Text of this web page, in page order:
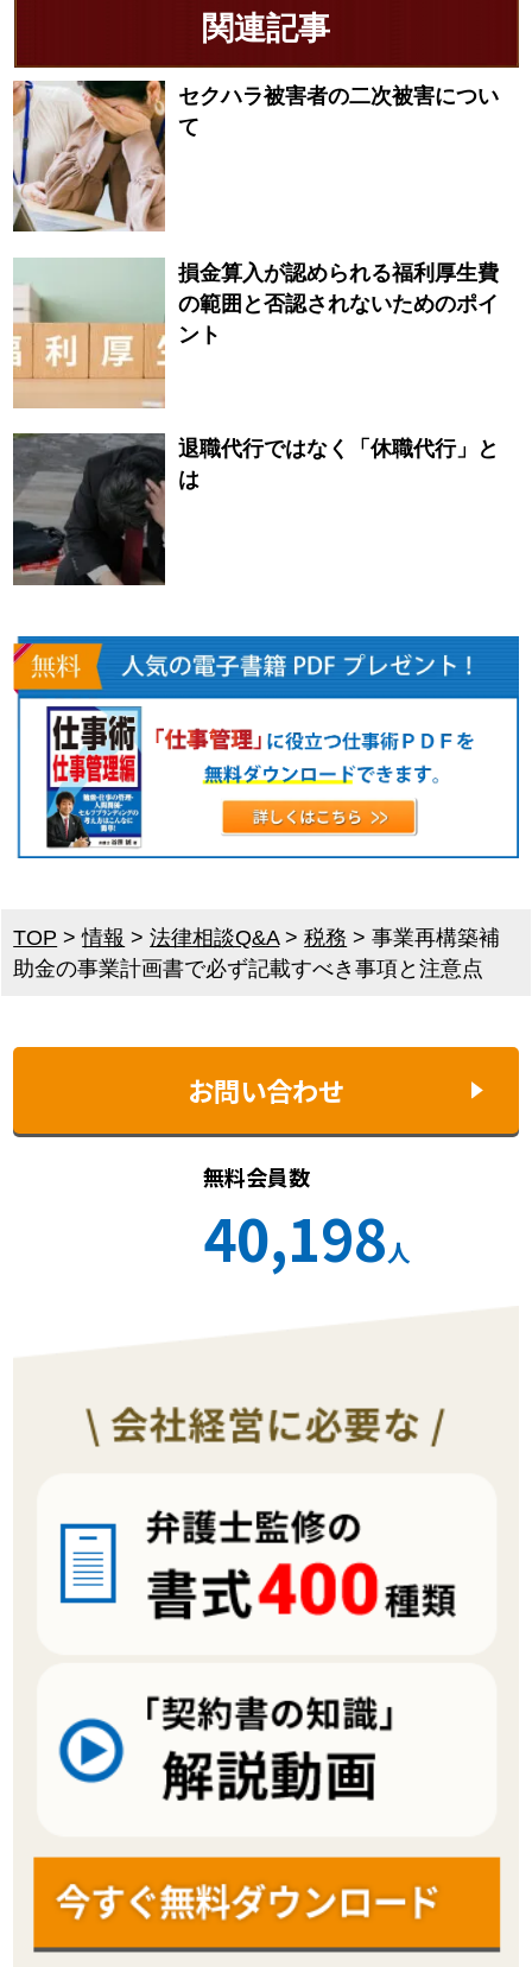
関連記事
セクハラ被害者の二次被害につい
て
損金算入が認められる福利厚生費
の範囲と否認されないためのポイ
ント
退職代行ではなく「休職代行」と
は
TOP >情報 >法律相談Q&A>税務 >事業再構築補
助金の事業計画書で必ず記載すべき事項と注意点
お問い合わせ
無料会員数
40,198人